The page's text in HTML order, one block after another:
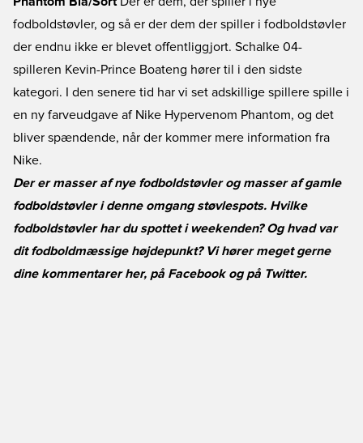
fodboldstøvler, og så er der dem der spiller i fodboldstøvler
der endnu ikke er blevet offentliggjort. Schalke 04-
spilleren Kevin-Prince Boateng hører til i den sidste
kategori. I den senere tid har vi set adskillige spillere spille i
en ny farveudgave af Nike Hypervenom Phantom, og det
bliver spændende, når der kommer mere information fra
Nike.
Der er masser af nye fodboldstøvler og masser af gamle
fodboldstøvler i denne omgang støvlespots. Hvilke
fodboldstøvler har du spottet i weekenden? Og hvad var
dit fodboldmæssige højdepunkt? Vi hører meget gerne
dine kommentarer her, på Facebookog på Twitter.